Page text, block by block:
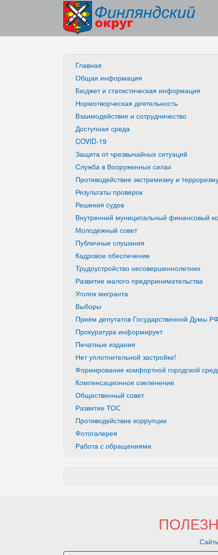
Главная
Общая информация
Бюджет и статистическая информация
Нормотворческая деятельность
Взаимодействие и сотрудничество
Доступная среда
COVID-19
Защита от чрезвычайных ситуаций
Служба в Вооруженных силах
Противодействие экстремизму и
Результаты проверок
Решения судов
Внутренний муниципальный финансовый
Молодежный совет
Публичные слушания
Кадровое обеспечение
Трудоустройство несовершеннолетних
Развитие малого предпринимательства
Уголок мигранта
Выборы
Приём депутатов Государственной Думы
Прокуратура информирует
Печатные издания
Нет уплотнительной застройке!
Формирование комфортной городской
Компенсационное озеленение
Общественный совет
Развитие ТОС
Противодействие коррупции
Фотогалерея
Работа с обращениями